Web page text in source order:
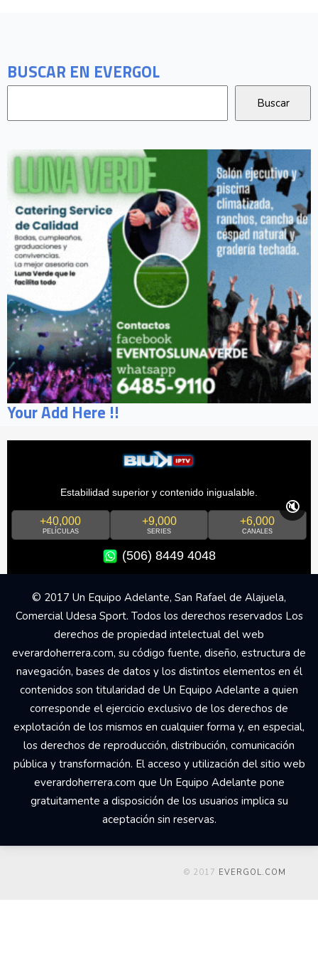
BUSCAR EN EVERGOL
Your Add Here !!
Estabilidad superior y contenido inigualable.
+40,000
PELÍCULAS
+9,000
SERIES
+6,000
CANALES
(506) 8449 4048
🔇
© 2017 Un Equipo Adelante, San Rafael de Alajuela,
Comercial Udesa Sport. Todos los derechos reservados Los
derechos de propiedad intelectual del web
everardoherrera.com, su código fuente, diseño, estructura de
navegación, bases de datos y los distintos elementos en él
contenidos son titularidad de Un Equipo Adelante a quien
corresponde el ejercicio exclusivo de los derechos de
explotación de los mismos en cualquier forma y, en especial,
los derechos de reproducción, distribución, comunicación
pública y transformación. El acceso y utilización del sitio web
everardoherrera.com que Un Equipo Adelante pone
gratuitamente a disposición de los usuarios implica su
aceptación sin reservas.
© 2017 EVERGOL.COM